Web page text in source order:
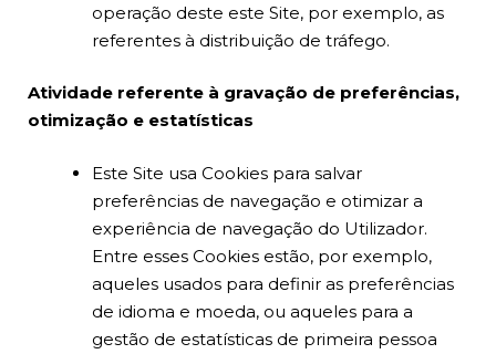
operação deste este Site, por exemplo, as
referentes à distribuição de tráfego.
Atividade referente à gravação de preferências,
otimização e estatísticas
Este Site usa Cookies para salvar
preferências de navegação e otimizar a
experiência de navegação do Utilizador.
Entre esses Cookies estão, por exemplo,
aqueles usados para definir as preferências
de idioma e moeda, ou aqueles para a
gestão de estatísticas de primeira pessoa